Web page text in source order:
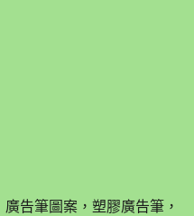
告筆圖案，塑膠廣告筆，